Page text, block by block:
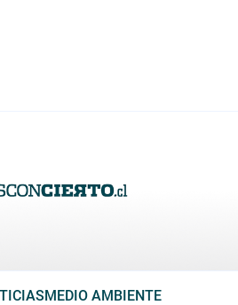
MEDIO AMBIENTE